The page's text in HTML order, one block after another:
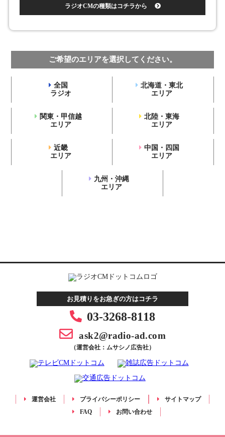
ラジオCMの種類はコチラから
ご希望のエリアを選択してください。
全国
ラジオ
北海道・東北
エリア
関東・甲信越
エリア
北陸・東海
エリア
近畿
エリア
中国・四国
エリア
九州・沖縄
エリア
お見積りをお急ぎの方はコチラ
03-3268-8118
ask2@radio-ad.com
（運営会社：ムサシノ広告社）
運営会社 プライバシーポリシー
サイトマップ
FAQ
お問い合わせ